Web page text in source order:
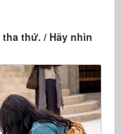
thứ. / Hãy nhìn